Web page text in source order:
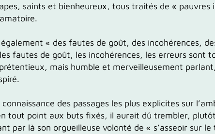
saints et bienheureux, tous traités de « pauvres
« des fautes de goût, des incohérences,
fautes de goût, les incohérences, les erreurs sont
mais humble et merveilleusement
des passages les plus explicites sur
tout point aux buts fixés, il aurait dû trembler,
par là son orgueilleuse volonté de « s’asseoir sur